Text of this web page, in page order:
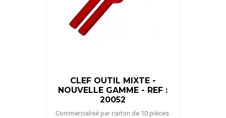
CLEF OUTIL MIXTE -
NOUVELLE GAMME - REF :
20052
Commercialisé par carton de 10 pièces.